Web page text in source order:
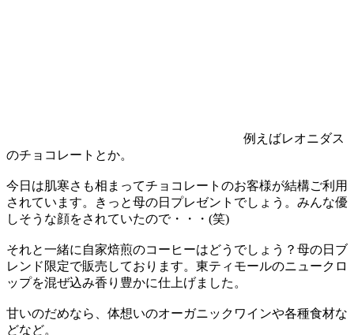
例えばレオニダス
のチョコレートとか。
今日は肌寒さも相まってチョコレートのお客様が結構ご利用
されています。きっと母の日プレゼントでしょう。みんな優
しそうな顔をされていたので・・・(笑)
それと一緒に自家焙煎のコーヒーはどうでしょう？母の日ブ
レンド限定で販売しております。東ティモールのニュークロ
ップを混ぜ込み香り豊かに仕上げました。
甘いのだめなら、体想いのオーガニックワインや各種食材な
どなど。